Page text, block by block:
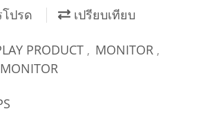
โปรด เปรียบเทียบ
PRODUCT , MONITOR ,